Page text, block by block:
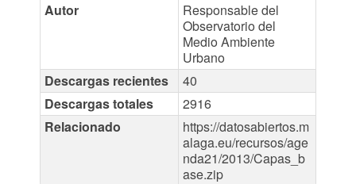
Autor
Responsable del
Observatorio del
Medio Ambiente
Urbano
Descargas recientes
40
Descargas totales
2916
Relacionado
https://datosabiertos.m
alaga.eu/recursos/age
nda21/2013/Capas_b
ase.zip